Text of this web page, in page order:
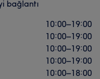
bağlantı
10:00–19:00
10:00–19:00
10:00–19:00
10:00–19:00
10:00–18:00